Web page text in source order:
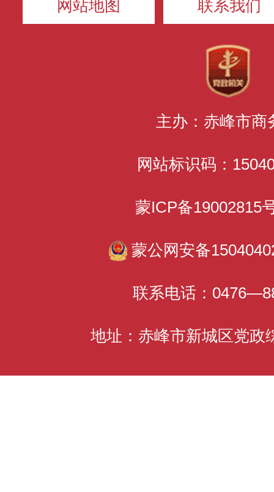
网站地图 联系我们
主办：赤峰市商
网站标识码：
蒙ICP备
蒙公网安备
联系电话：
地址：赤峰市新城区党政